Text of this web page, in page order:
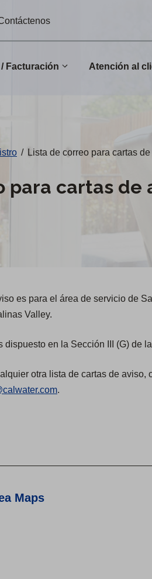
Facturación Atención al
/ Lista de correo para cartas
para cartas de
es para el área de servicio de
Valley.
dispuesto en la Sección III (G) de
otra lista de cartas de aviso,
.
Maps